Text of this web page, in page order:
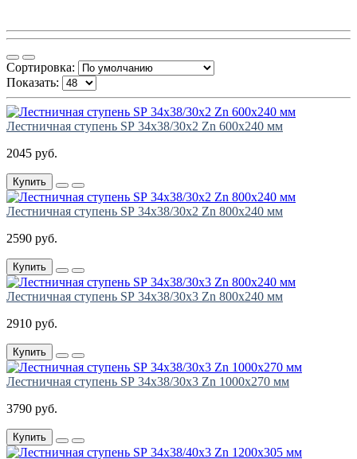
Сортировка:
Показать:
Лестничная ступень SР 34х38/30х2 Zn 600х240 мм
2045 руб.
Купить
Лестничная ступень SР 34х38/30х2 Zn 800х240 мм
2590 руб.
Купить
Лестничная ступень SР 34х38/30х3 Zn 800х240 мм
2910 руб.
Купить
Лестничная ступень SР 34х38/30х3 Zn 1000х270 мм
3790 руб.
Купить